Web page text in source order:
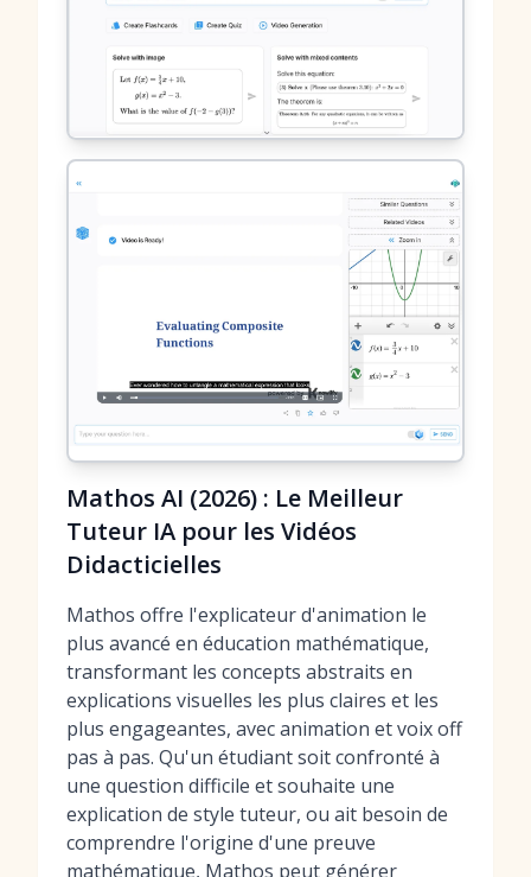
Mathos AI (2026) : Le Meilleur
Tuteur IA pour les Vidéos
Didacticielles
Mathos offre l'explicateur d'animation le
plus avancé en éducation mathématique,
transformant les concepts abstraits en
explications visuelles les plus claires et les
plus engageantes, avec animation et voix off
pas à pas. Qu'un étudiant soit confronté à
une question difficile et souhaite une
explication de style tuteur, ou ait besoin de
comprendre l'origine d'une preuve
mathématique, Mathos peut générer